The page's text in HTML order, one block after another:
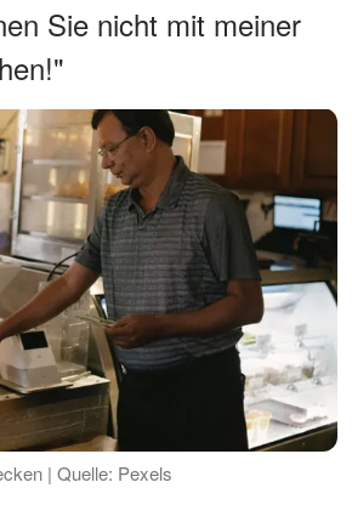
Sie nicht mit meiner
| Quelle: Pexels